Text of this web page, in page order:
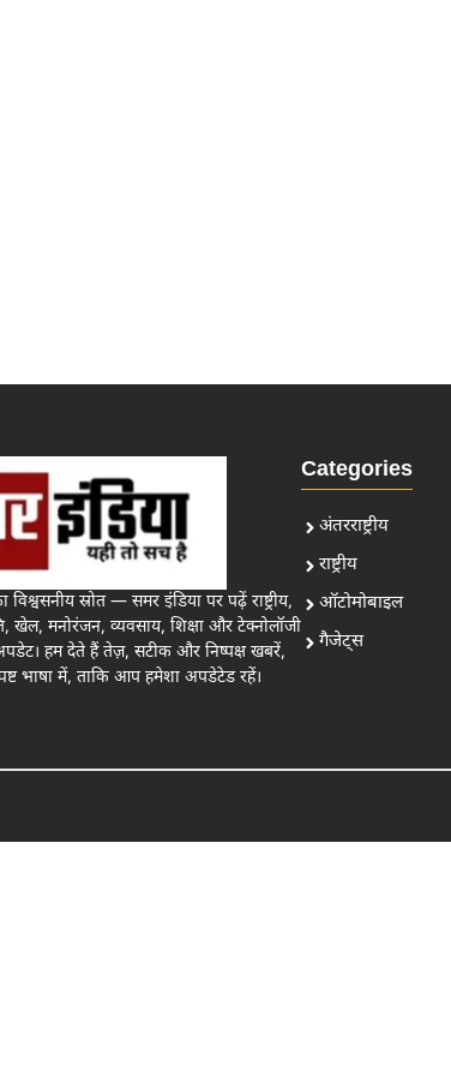
विश्वसनीय स्रोत — समर इंडिया पर पढ़ें राष्ट्रीय,
खेल, मनोरंजन, व्यवसाय, शिक्षा और टेक्नोलॉजी
हम देते हैं तेज़, सटीक और निष्पक्ष खबरें,
भाषा में, ताकि आप हमेशा अपडेटेड रहें।
Categories
अंतरराष्ट्रीय
राष्ट्रीय
ऑटोमोबाइल
गैजेट्स